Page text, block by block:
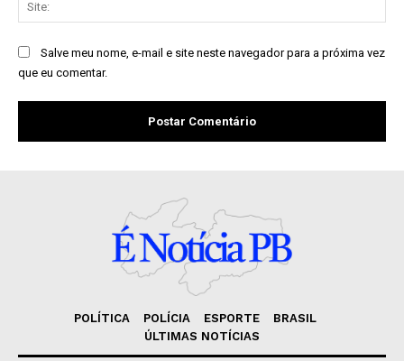
Salve meu nome, e-mail e site neste navegador para a próxima vez
que eu comentar.
POLÍTICA POLÍCIA ESPORTE
BRASIL
ÚLTIMAS NOTÍCIAS